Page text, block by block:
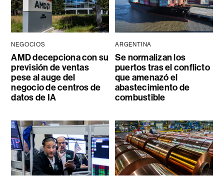
NEGOCIOS
AMD decepciona con su
previsión de ventas
pese al auge del
negocio de centros de
datos de IA
ARGENTINA
Se normalizan los
puertos tras el conflicto
que amenazó el
abastecimiento de
combustible